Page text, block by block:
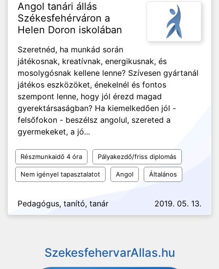
Angol tanári állás
Székesfehérváron a
Helen Doron iskolában
Szeretnéd, ha munkád során
játékosnak, kreatívnak, energikusnak, és
mosolygósnak kellene lenne? Szívesen gyártanál
játékos eszközöket, énekelnél és fontos
szempont lenne, hogy jól érezd magad
gyerektársaságban? Ha kiemelkedően jól -
felsőfokon - beszélsz angolul, szereted a
gyermekeket, a jó...
Részmunkaidő 4 óra Pályakezdő/friss diplomás
Nem igényel tapasztalatot Angol Általános
Pedagógus, tanító, tanár 2019. 05. 13.
SzekesfehervarAllas.hu